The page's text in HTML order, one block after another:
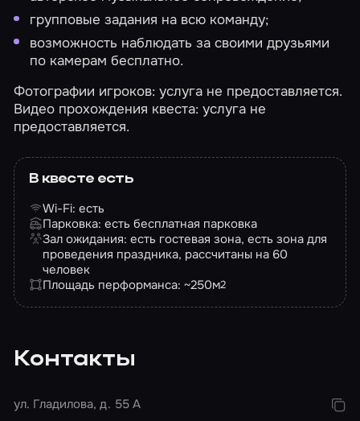
групповые задания на всю команду;
возможность наблюдать за своими друзьями
по камерам бесплатно.
Фотографии игроков: услуга не предоставляется.
Видео прохождения квеста: услуга не
предоставляется.
В квесте есть
Wi-Fi: есть
Парковка: есть бесплатная парковка
Зал ожидания: есть гостевая зона, есть зона для
проведения праздника, рассчитаны на 60
человек
Площадь перформанса: ~250м2
Контакты
ул. Гладилова, д. 55 А